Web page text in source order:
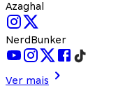
Azaghal
NerdBunker
Ver mais